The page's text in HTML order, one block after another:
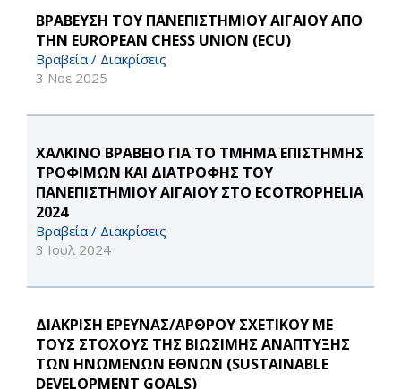
ΒΡΑΒΕΥΣΗ ΤΟΥ ΠΑΝΕΠΙΣΤΗΜΙΟΥ ΑΙΓΑΙΟΥ ΑΠΟ
ΤΗΝ EUROPEAN CHESS UNION (ECU)
Βραβεία / Διακρίσεις
3 Νοε 2025
ΧΑΛΚΙΝΟ ΒΡΑΒΕΙΟ ΓΙΑ ΤΟ ΤΜΗΜΑ ΕΠΙΣΤΗΜΗΣ
ΤΡΟΦΙΜΩΝ ΚΑΙ ΔΙΑΤΡΟΦΗΣ ΤΟΥ
ΠΑΝΕΠΙΣΤΗΜΙΟΥ ΑΙΓΑΙΟΥ ΣΤΟ ECOTROPHELIA
2024
Βραβεία / Διακρίσεις
3 Ιουλ 2024
ΔΙΑΚΡΙΣΗ ΕΡΕΥΝΑΣ/ΑΡΘΡΟΥ ΣΧΕΤΙΚΟΥ ΜΕ
ΤΟΥΣ ΣΤΟΧΟΥΣ ΤΗΣ ΒΙΩΣΙΜΗΣ ΑΝΑΠΤΥΞΗΣ
ΤΩΝ ΗΝΩΜΕΝΩΝ ΕΘΝΩΝ (SUSTAINABLE
DEVELOPMENT GOALS)